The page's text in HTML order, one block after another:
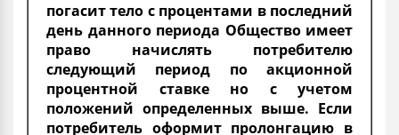
погасит тело с процентами в последний
день данного периода Общество имеет
право начислять потребителю
следующий период по акционной
процентной ставке но с учетом
положений определенных выше. Если
потребитель оформит пролонгацию в